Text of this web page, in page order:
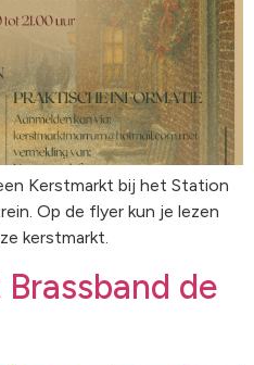
Kerstmarkt bij het Station
Op de flyer kun je lezen
kerstmarkt.
de